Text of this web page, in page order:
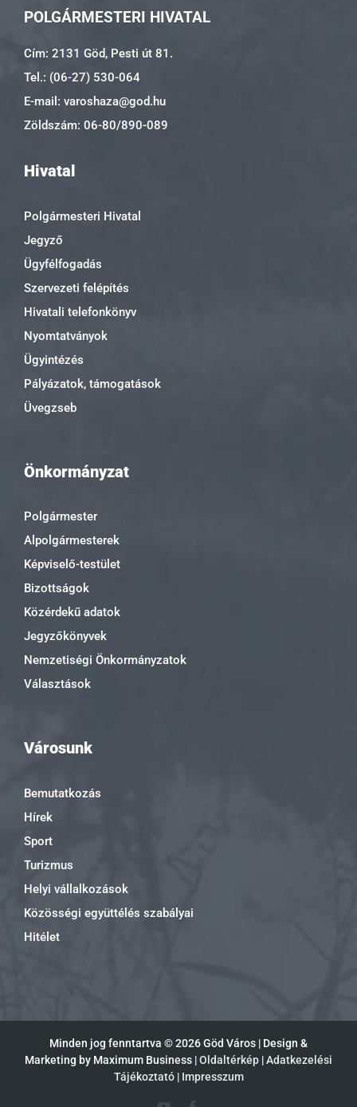
POLGÁRMESTERI HIVATAL
Cím: 2131 Göd, Pesti út 81.
Tel.: (06-27) 530-064
E-mail: varoshaza@god.hu
Zöldszám: 06-80/890-089
Hivatal
Polgármesteri Hivatal
Jegyző
Ügyfélfogadás
Szervezeti felépítés
Hivatali telefonkönyv
Nyomtatványok
Ügyintézés
Pályázatok, támogatások
Üvegzseb
Önkormányzat
Polgármester
Alpolgármesterek
Képviselő-testület
Bizottságok
Közérdekű adatok
Jegyzőkönyvek
Nemzetiségi Önkormányzatok
Választások
Városunk
Bemutatkozás
Hírek
Sport
Turizmus
Helyi vállalkozások
Közösségi együttélés szabályai
Hitélet
Minden jog fenntartva ©2026 Göd Város | Design &
Marketing by Maximum Business |Oldaltérkép |Adatkezelési
Tájékoztató| Impresszum